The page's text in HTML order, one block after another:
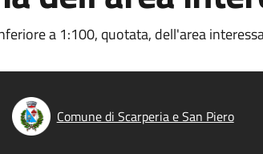
a 1:100, quotata, dell'area
Comune di Scarperia e San Piero